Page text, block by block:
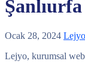
Ocak 28, 2024 Lejyo
Lejyo, kurumsal web